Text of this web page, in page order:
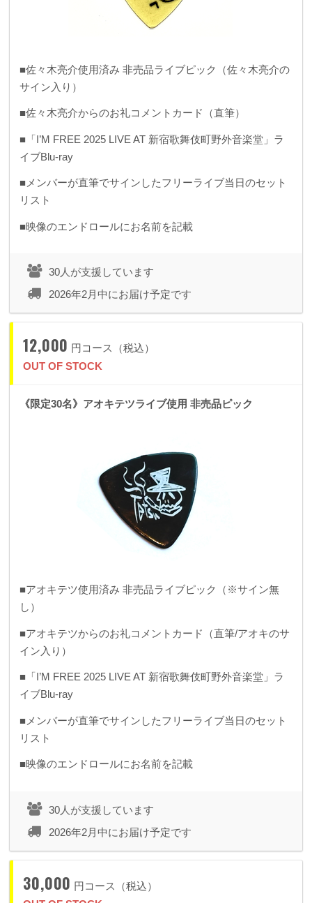
■佐々木亮介使用済み 非売品ライブピック（佐々木亮介の
サイン入り）
■佐々木亮介からのお礼コメントカード（直筆）
■「I’M FREE 2025 LIVE AT 新宿歌舞伎町野外音楽堂」ラ
イブBlu-ray
■メンバーが直筆でサインしたフリーライブ当日のセット
リスト
■映像のエンドロールにお名前を記載
30人が支援しています
2026年2月中にお届け予定です
12,000 円コース（税込）
OUT OF STOCK
《限定30名》アオキテツライブ使用 非売品ピック
■アオキテツ使用済み 非売品ライブピック（※サイン無
し）
■アオキテツからのお礼コメントカード（直筆/アオキのサ
イン入り）
■「I’M FREE 2025 LIVE AT 新宿歌舞伎町野外音楽堂」ラ
イブBlu-ray
■メンバーが直筆でサインしたフリーライブ当日のセット
リスト
■映像のエンドロールにお名前を記載
30人が支援しています
2026年2月中にお届け予定です
30,000 円コース（税込）